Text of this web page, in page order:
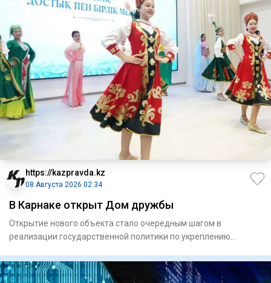
https://kazpravda.kz
08 Августа 2026 02:34
В Карнаке открыт Дом дружбы
Открытие нового объекта стало очередным шагом в
реализации государственной политики по укреп­лению